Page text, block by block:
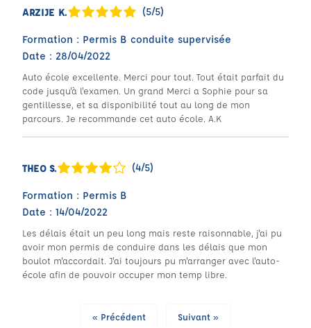
ARZIJE K. (5/5)
Formation : Permis B conduite supervisée
Date : 28/04/2022
Auto école excellente. Merci pour tout. Tout était parfait du
code jusqu'à l'examen. Un grand Merci a Sophie pour sa
gentillesse, et sa disponibilité tout au long de mon
parcours. Je recommande cet auto école. A.K
THEO S. (4/5)
Formation : Permis B
Date : 14/04/2022
Les délais était un peu long mais reste raisonnable, j'ai pu
avoir mon permis de conduire dans les délais que mon
boulot m'accordait. J'ai toujours pu m'arranger avec l'auto-
école afin de pouvoir occuper mon temp libre.
« Précédent Suivant »